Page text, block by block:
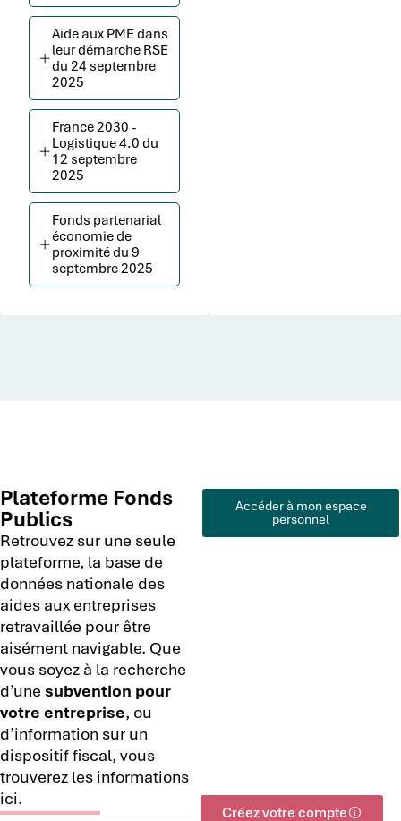
Aide aux PME dans
leur démarche RSE
du 24 septembre
2025
France 2030 -
Logistique 4.0 du
12 septembre
2025
Fonds partenarial
économie de
proximité du 9
septembre 2025
Plateforme Fonds
Publics
Retrouvez sur une seule
plateforme, la base de
données nationale des
aides aux entreprises
retravaillée pour être
aisément navigable. Que
vous soyez à la recherche
d’une subvention pour
votre entreprise, ou
d’information sur un
dispositif fiscal, vous
trouverez les informations
ici.
Accéder à mon espace
personnel
Créez votre compte